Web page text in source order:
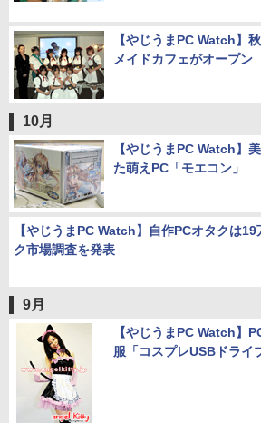
【やじうまPC Watch】
メイドカフェがオープン
10月
【やじうまPC Watch】
た萌えPC「モエコン」
【やじうまPC Watch】自作PCオタクは
ク市場調査を発表
9月
【やじうまPC Watch】
服「コスプレUSBドライ